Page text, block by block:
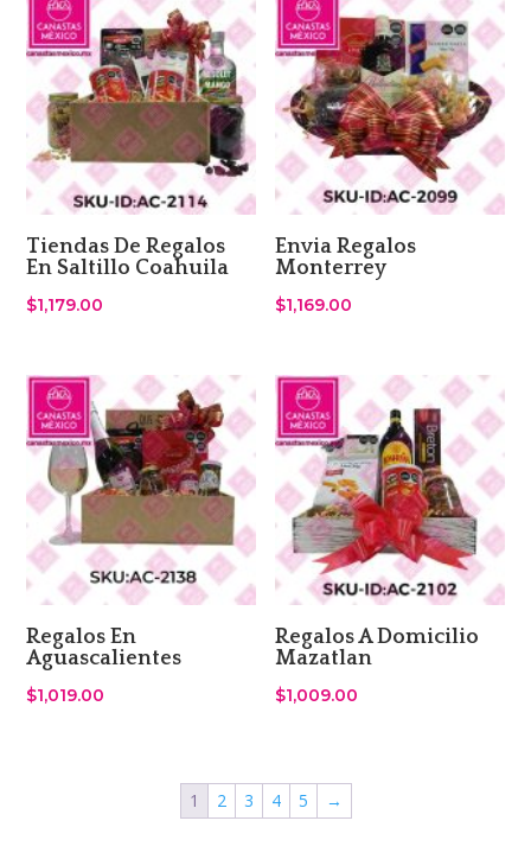
Tiendas De Regalos
En Saltillo Coahuila
$1,179.00
Envia Regalos
Monterrey
$1,169.00
Regalos En
Aguascalientes
$1,019.00
Regalos A Domicilio
Mazatlan
$1,009.00
1 2 3 4 5 →